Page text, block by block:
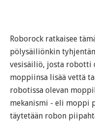
Roborock ratkaisee
pölysäiliönkin
vesisäiliö, josta robotti
moppiinsa lisää vettä
robotissa olevan
mekanismi - eli moppi
täytetään robon